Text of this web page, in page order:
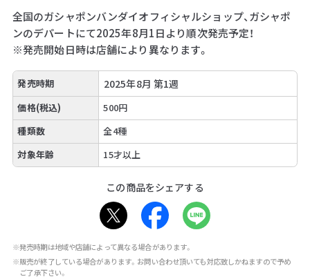
全国のガシャポンバンダイオフィシャルショップ、ガシャポ
ンのデパートにて2025年8月1日より順次発売予定！
※発売開始日時は店舗により異なります。
発売時期 2025年8月 第1週
価格(税込)
500円
種類数
全4種
対象年齢
15才以上
この商品をシェアする
※発売時期は地域や店舗によって異なる場合があります。
※販売が終了している場合があります。お問い合わせ頂いても対応致しかねますので予め
ご了承下さい。